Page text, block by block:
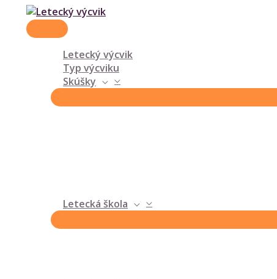
Preskočiť
obsah
MENU
Letecký výcvik
Typ výcviku
Skúšky
Letecká škola